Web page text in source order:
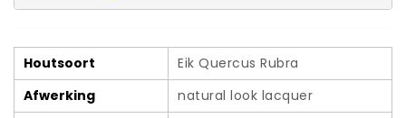
Houtsoort
Eik Quercus Rubra
Afwerking
natural look lacquer